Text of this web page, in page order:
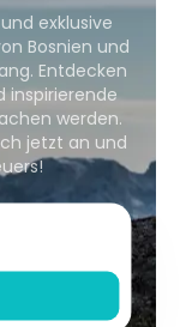
exklusive
Bosnien und
Entdecken
inspirierende
werden.
jetzt an und